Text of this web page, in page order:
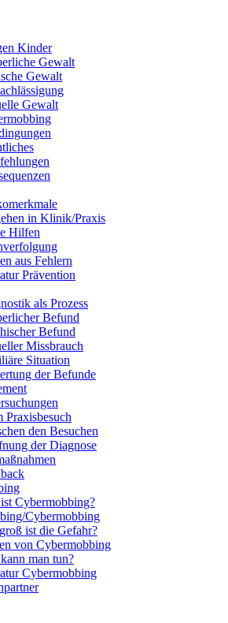
Kinder
Gewalt
Gewalt
Gewalt
in Klinik/Praxis
Hilfen
aus Fehlern
Prävention
als Prozess
Befund
Befund
Missbrauch
Situation
der Befunde
Praxisbesuch
den Besuchen
der Diagnose
Cybermobbing?
Cybermobbing
ist die Gefahr?
von Cybermobbing
man tun?
Cybermobbing